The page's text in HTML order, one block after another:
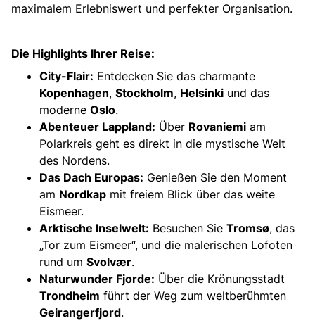
maximalem Erlebniswert und perfekter Organisation.
Die Highlights Ihrer Reise:
City-Flair: Entdecken Sie das charmante
Kopenhagen, Stockholm, Helsinki und das
moderne Oslo.
Abenteuer Lappland: Über Rovaniemi am
Polarkreis geht es direkt in die mystische Welt
des Nordens.
Das Dach Europas: Genießen Sie den Moment
am Nordkap mit freiem Blick über das weite
Eismeer.
Arktische Inselwelt: Besuchen Sie Tromsø, das
„Tor zum Eismeer“, und die malerischen Lofoten
rund um Svolvær.
Naturwunder Fjorde: Über die Krönungsstadt
Trondheim führt der Weg zum weltberühmten
Geirangerfjord.